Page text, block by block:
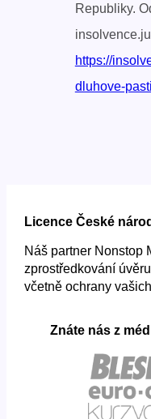
Republiky.
https://
dluhove-
Licence České
Náš partner Nonstop
zprostředkování
včetně ochrany
Znáte nás z